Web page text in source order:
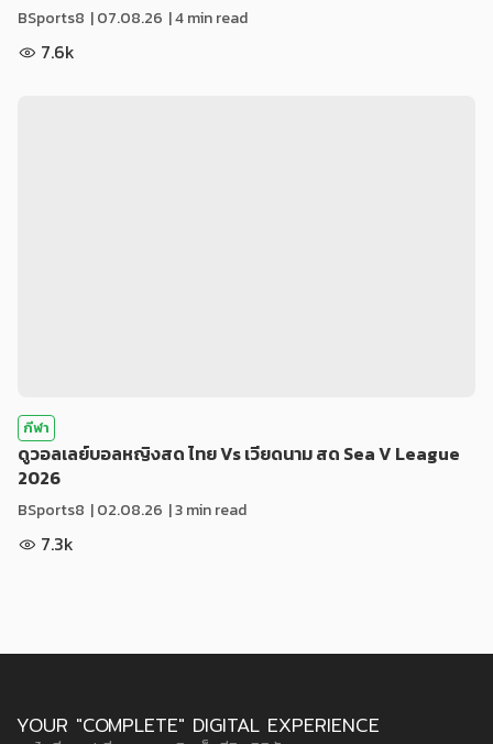
BSports8 |07.08.26 | 4 min read
7.6k
กีฬา
ดูวอลเลย์บอลหญิงสด ไทย Vs เวียดนาม สด Sea V League
2026
BSports8 |02.08.26 | 3 min read
7.3k
YOUR "COMPLETE" DIGITAL EXPERIENCE